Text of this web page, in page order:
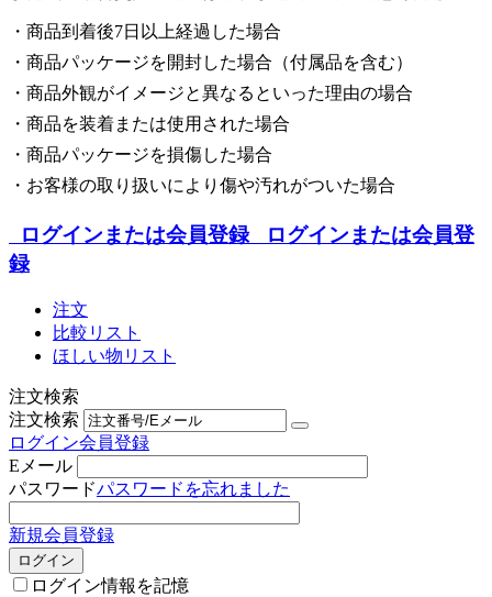
・商品到着後7日以上経過した場合
・商品パッケージを開封した場合（付属品を含む）
・商品外観がイメージと異なるといった理由の場合
・商品を装着または使用された場合
・商品パッケージを損傷した場合
・お客様の取り扱いにより傷や汚れがついた場合
ログインまたは会員登録
ログインまたは会員登
録
注文
比較リスト
ほしい物リスト
注文検索
注文検索
ログイン会員登録
Eメール
パスワードパスワードを忘れました
新規会員登録
ログイン
ログイン情報を記憶